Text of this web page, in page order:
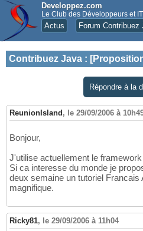
Developpez.com
Le Club des Développeurs et
Actus Forum Contribuez
Contribuez Java :
Répondre à la
ReunionIsland , le 29/09/2006 à
Bonjour,
J'utilise actuellement le
Si ca interesse du monde je
deux semaine un tutoriel Francais
magnifique.
Ricky81, le 29/09/2006 à 11h04